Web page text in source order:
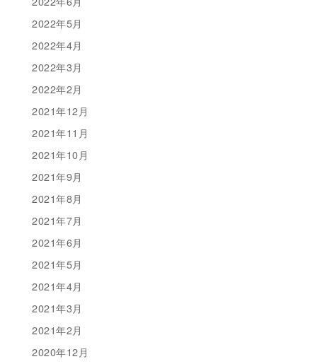
2022年5月
2022年4月
2022年3月
2022年2月
2021年12月
2021年11月
2021年10月
2021年9月
2021年8月
2021年7月
2021年6月
2021年5月
2021年4月
2021年3月
2021年2月
2020年12月